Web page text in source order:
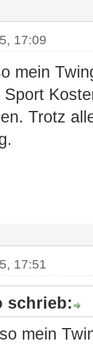
17:09
mein
Sport
Trotz
17:51
schrieb:
mein